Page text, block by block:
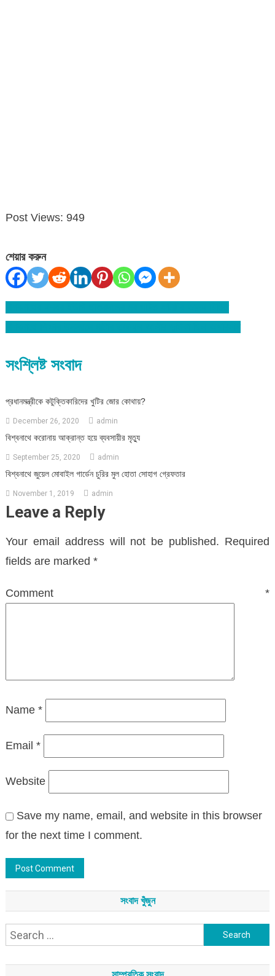
Post Views: 949
শেয়ার করুন
Post
সংশ্লিষ্ট সংবাদ
প্রধানমন্ত্রীকে কটুক্তিকারিদের খুটির জোর কোথায়?
December 26, 2020 admin
বিশ্বনাথে করোনায় আক্রান্ত হয়ে ব্যবসায়ীর মৃত্যু
September 25, 2020 admin
বিশ্বনাথে জুয়েল মোবাইল গার্ডেন চুরির মুল হোতা সোহাগ গ্রেফতার
November 1, 2019 admin
Leave a Reply
Your email address will not be published. Required
fields are marked *
Comment*
Name *
Email *
Website
Save my name, email, and website in this browser
for the next time I comment.
সংবাদ খুঁজুন
Search